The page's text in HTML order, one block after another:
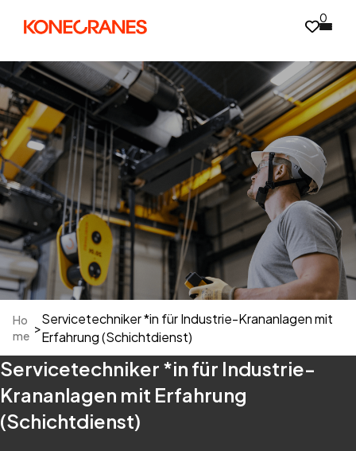
0
Ho
me >
Servicetechniker *in für Industrie-Krananlagen mit
Erfahrung (Schichtdienst)
Servicetechniker *in für Industrie-
Krananlagen mit Erfahrung
(Schichtdienst)